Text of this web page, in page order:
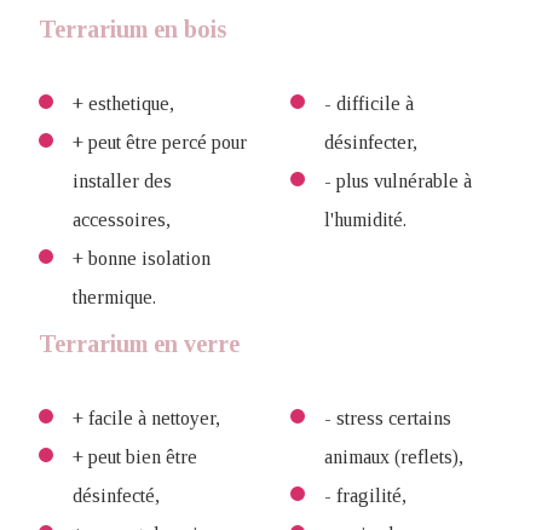
Terrarium en bois
+ esthetique,
+ peut être percé pour
installer des
accessoires,
+ bonne isolation
thermique.
- difficile à
désinfecter,
- plus vulnérable à
l'humidité.
Terrarium en verre
+ facile à nettoyer,
+ peut bien être
désinfecté,
- stress certains
animaux (reflets),
- fragilité,